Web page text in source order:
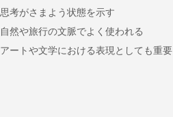
思考がさまよう状態を示す
自然や旅行の文脈でよく使われる
アートや文学における表現としても重要